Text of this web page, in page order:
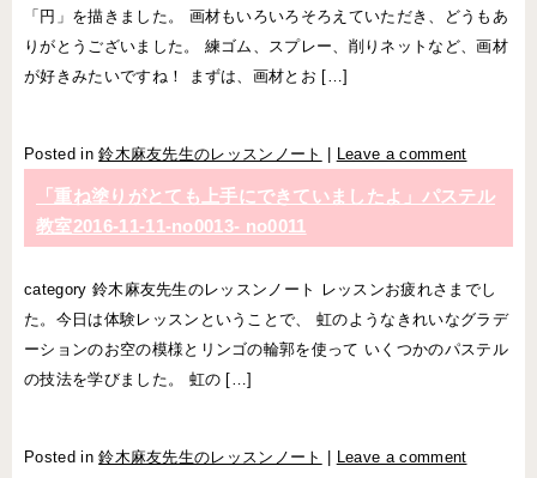
「円」を描きました。 画材もいろいろそろえていただき、どうもあ
りがとうございました。 練ゴム、スプレー、削りネットなど、画材
が好きみたいですね！ まずは、画材とお […]
Posted in 鈴木麻友先生のレッスンノート Leave a comment
「重ね塗りがとても上手にできていましたよ」パステル
教室2016-11-11-no0013- no0011
category 鈴木麻友先生のレッスンノート レッスンお疲れさまでし
た。今日は体験レッスンということで、 虹のようなきれいなグラデ
ーションのお空の模様とリンゴの輪郭を使って いくつかのパステル
の技法を学びました。 虹の […]
Posted in 鈴木麻友先生のレッスンノート
Leave a comment